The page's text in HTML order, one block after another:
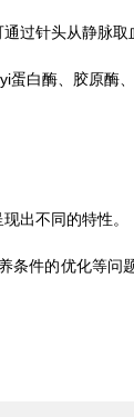
过针头从静脉取
白酶、胶原酶、
出不同的特性。
件的优化等问